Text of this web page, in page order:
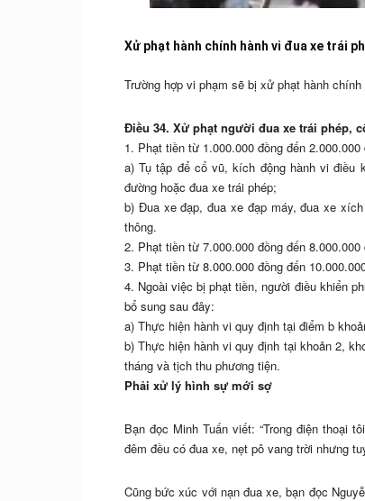
Xử phạt hành chính hành vi đua xe trái
Trường hợp vi phạm sẽ bị xử phạt hành
Điều 34. Xử phạt người đua xe trái phép,
1. Phạt tiền từ 1.000.000 đồng đến
a) Tụ tập để cổ vũ, kích động hành vi điều
đường hoặc đua xe trái phép;
b) Đua xe đạp, đua xe đạp máy, đua xe
thông.
2. Phạt tiền từ 7.000.000 đồng đến
3. Phạt tiền từ 8.000.000 đồng đến
4. Ngoài việc bị phạt tiền, người điều khiển
bổ sung sau đây:
a) Thực hiện hành vi quy định tại điểm b
b) Thực hiện hành vi quy định tại khoản 2,
tháng và tịch thu phương tiện.
Phải xử lý hình sự mới sợ
Bạn đọc Minh Tuấn viết: “Trong điện thoại
đêm đều có đua xe, nẹt pô vang trời nhưng
Cũng bức xúc với nạn đua xe, bạn đọc